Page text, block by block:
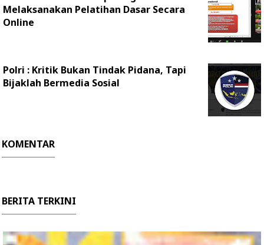
Melaksanakan Pelatihan Dasar Secara
Online
Polri : Kritik Bukan Tindak Pidana, Tapi
Bijaklah Bermedia Sosial
KOMENTAR
BERITA TERKINI